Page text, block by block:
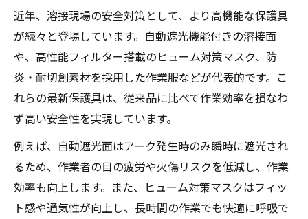
近年、溶接現場の安全対策として、より高機能な保護具
が続々と登場しています。自動遮光機能付きの溶接面
や、高性能フィルター搭載のヒューム対策マスク、防
炎・耐切創素材を採用した作業服などが代表的です。こ
れらの最新保護具は、従来品に比べて作業効率を損なわ
ず高い安全性を実現しています。
例えば、自動遮光面はアーク発生時のみ瞬時に遮光され
るため、作業者の目の疲労や火傷リスクを低減し、作業
効率も向上します。また、ヒューム対策マスクはフィッ
ト感や通気性が向上し、長時間の作業でも快適に呼吸で